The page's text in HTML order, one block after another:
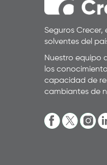
Seguros
solventes del
Nuestro equipo
los
capacidad de
cambiantes de